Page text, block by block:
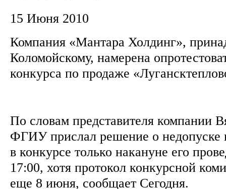
15 Июня 2010
Компания «Мантара Холдинг»,
Коломойскому, намерена
конкурса по продаже
По словам представителя компании
ФГИУ прислал решение о недопуске
в конкурсе только накануне его
17:00, хотя протокол конкурсной
еще 8 июня, сообщает Сегодня.